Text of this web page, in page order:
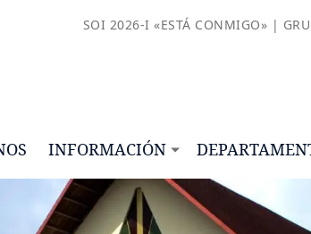
SOI 2026-I «ESTÁ CONMIGO» |
INFORMACIÓN